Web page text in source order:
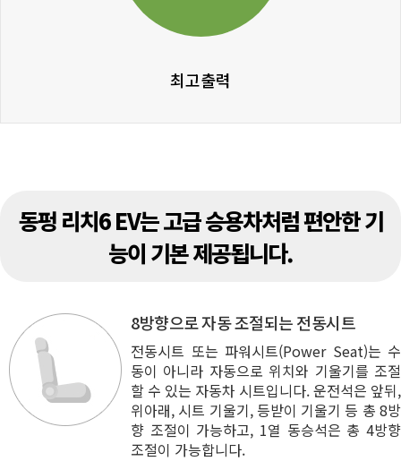
최고출력
동펑 리치6 EV는 고급 승용차처럼 편안한 기
능이 기본 제공됩니다.
8방향으로 자동 조절되는 전동시트
전동시트 또는 파워시트(Power Seat)는 수
동이 아니라 자동으로 위치와 기울기를 조절
할 수 있는 자동차 시트입니다. 운전석은 앞뒤,
위아래, 시트 기울기, 등받이 기울기 등 총 8방
향 조절이 가능하고, 1열 동승석은 총 4방향
조절이 가능합니다.